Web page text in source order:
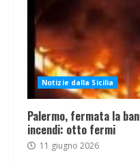
Notizie dalla Sicilia
Palermo, fermata la
incendi: otto fermi
11 giugno 2026